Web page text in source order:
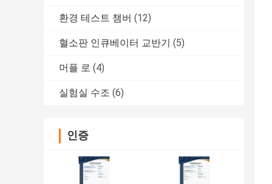
환경 테스트 챔버 (12)
혈소판 인큐베이터 교반기 (5)
머플 로 (4)
실험실 수조 (6)
인증